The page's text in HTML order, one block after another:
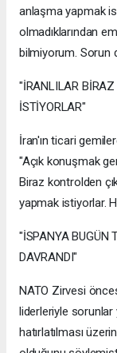
anlaşma yapmak
olmadıklarından
bilmiyorum. Sorun
"İRANLILAR BİRAZ
İSTİYORLAR"
İran'ın ticari
"Açık konuşmak
Biraz kontrolden
yapmak istiyorlar.
"İSPANYA BUGÜN
DAVRANDI"
NATO Zirvesi
liderleriyle sorunlar
hatırlatılması